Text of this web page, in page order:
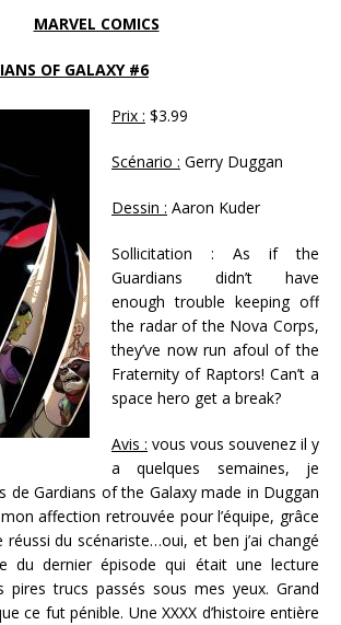
MARVEL COMICS
OF GALAXY #6
Prix : $3.99
Scénario : Gerry Duggan
Dessin : Aaron Kuder
Sollicitation : As if the
Guardians didn’t have
enough trouble keeping off
the radar of the Nova Corps,
they’ve now run afoul of the
Fraternity of Raptors! Can’t a
space hero get a break?
Avis : vous vous souvenez il y
a quelques semaines, je
de Gardians of the Galaxy made in Duggan
affection retrouvée pour l’équipe, grâce
réussi du scénariste…oui, et ben j’ai changé
du dernier épisode qui était une lecture
pires trucs passés sous mes yeux. Grand
ce fut pénible. Une XXXX d’histoire entière